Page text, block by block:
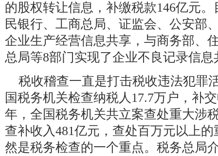
的股权转让信息，补缴税款146亿元
民银行、工商总局、证监会、公安部
企业生产经营信息共享，与商务部、
总局等8部门实现了企业不良记录信息
税收稽查一直是打击税收违法犯罪
国税务机关检查纳税人17.7万户，补
年，全国税务机关共立案查处重大涉
查补收入481亿元，查处百万元以上
然是税务检查的一个重点。税务总局